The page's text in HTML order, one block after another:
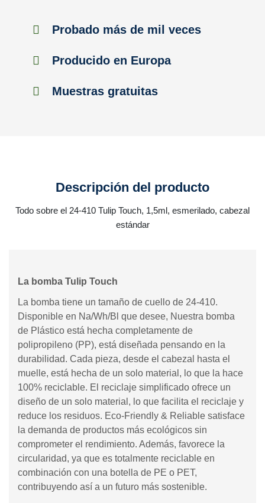
Probado más de mil veces
Producido en Europa
Muestras gratuitas
Descripción del producto
Todo sobre el 24-410 Tulip Touch, 1,5ml, esmerilado, cabezal
estándar
La bomba Tulip Touch
La bomba tiene un tamaño de cuello de 24-410.
Disponible en Na/Wh/Bl que desee, Nuestra bomba
de Plástico está hecha completamente de
polipropileno (PP), está diseñada pensando en la
durabilidad. Cada pieza, desde el cabezal hasta el
muelle, está hecha de un solo material, lo que la hace
100% reciclable. El reciclaje simplificado ofrece un
diseño de un solo material, lo que facilita el reciclaje y
reduce los residuos. Eco-Friendly & Reliable satisface
la demanda de productos más ecológicos sin
comprometer el rendimiento. Además, favorece la
circularidad, ya que es totalmente reciclable en
combinación con una botella de PE o PET,
contribuyendo así a un futuro más sostenible.